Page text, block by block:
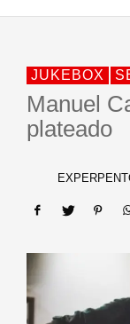
JUKEBOX
Manuel
plateado